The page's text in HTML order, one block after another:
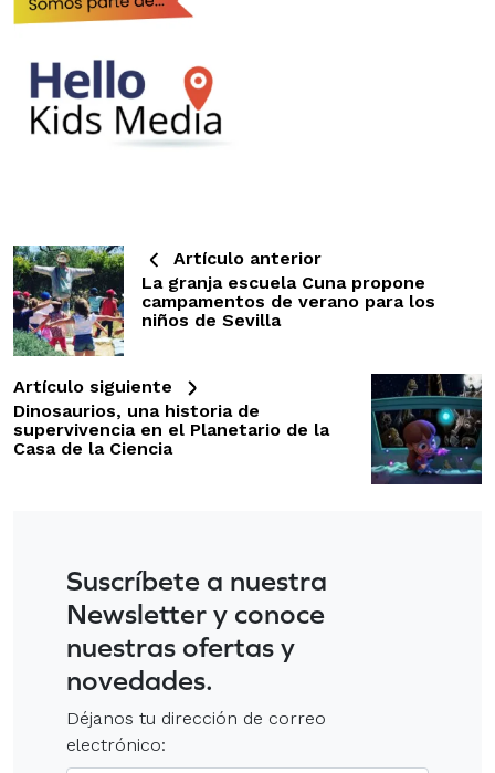
Artículo anterior
La granja escuela Cuna propone
campamentos de verano para los
niños de Sevilla
Artículo siguiente
Dinosaurios, una historia de
supervivencia en el Planetario de la
Casa de la Ciencia
Suscríbete a nuestra
Newsletter y conoce
nuestras ofertas y
novedades.
Déjanos tu dirección de correo
electrónico: